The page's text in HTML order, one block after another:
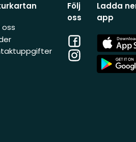
Följ
oss
Facebook
Instagram
Ladda
app
App
Store
App
Store